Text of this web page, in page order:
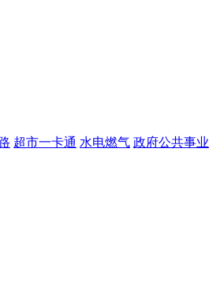
超市一卡通 水电燃气 政府公共事业